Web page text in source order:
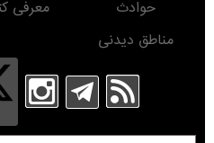
حوادث
معرفی
مناطق دیدنی